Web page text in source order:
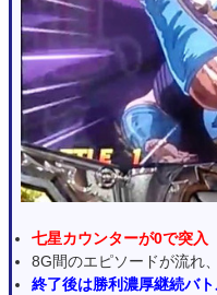
七星カウンターが0で突入
8G間のエピソードが流れ
終了後は勝利濃厚継続バ